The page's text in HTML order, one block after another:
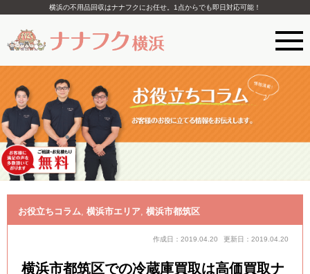
横浜の不用品回収はナナフクにお任せ。1点からでも即日対応可能！
お役立ちコラム, 横浜市エリア, 横浜市都筑区
作成日：2019.04.20 更新日：2019.04.20
横浜市都筑区での冷蔵庫買取は高価買取ナ